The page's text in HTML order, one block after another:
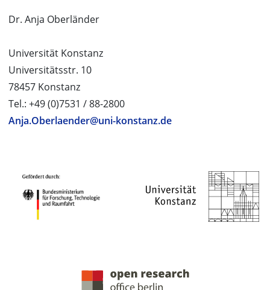
Dr. Anja Oberländer
Universität Konstanz
Universitätsstr. 10
78457 Konstanz
Tel.: +49 (0)7531 / 88-2800
Anja.Oberlaender@uni-konstanz.de